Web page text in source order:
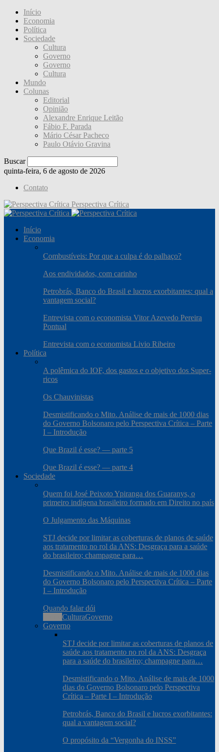
Início
Economia
Política
Sociedade
Cultura
Governo
Governo
Cultura
Mundo
Colunas
Editorial
Opinião
Alexandre Enrique Leitão
Fábio F. Parada
Mário César Pacheco
Paulo Otávio Gravina
Buscar
quinta-feira, 6 de agosto de 2026
Contato
Perspectiva Crítica
Início
Economia
Combustíveis: Por que a culpa é do palhaço?
Aos endividados, com carinho
Petrobrás, Banco do Brasil e lucros exorbitantes: qual a
vantagem social?
Entrevista com o economista Vitor Azevedo Pereira
Pontual
Entrevista com o economista Livio Ribeiro
Política
A polêmica do IOF, dos gastos e o objetivo dos Super-
ricos
Os Chauvinistas
Desmistificando o Mito. Análise de mais de 1000 dias
do Governo Bolsonaro pelo Perspectiva Crítica – Parte
I – Introdução
Que Brazil é esse? — parte 5
Que Brazil é esse? — parte 4
Sociedade
Quem foi José Peixoto Ypiranga dos Guaranys, o
primeiro indígena brasileiro formado em Direito no país
O Julgamento das Máquinas
STJ decide por limitar as coberturas de planos de saúde
aos tratamento no rol da ANS: Desgraça para a saúde
do brasileiro; champagne para…
Desmistificando o Mito. Análise de mais de 1000 dias
do Governo Bolsonaro pelo Perspectiva Crítica – Parte
I – Introdução
Quando falar dói
CulturaGoverno
Governo
STJ decide por limitar as coberturas de planos de
saúde aos tratamento no rol da ANS: Desgraça
para a saúde do brasileiro; champagne para…
Desmistificando o Mito. Análise de mais de 1000
dias do Governo Bolsonaro pelo Perspectiva
Crítica – Parte I – Introdução
Petrobrás, Banco do Brasil e lucros exorbitantes:
qual a vantagem social?
O propósito da “Vergonha do INSS”